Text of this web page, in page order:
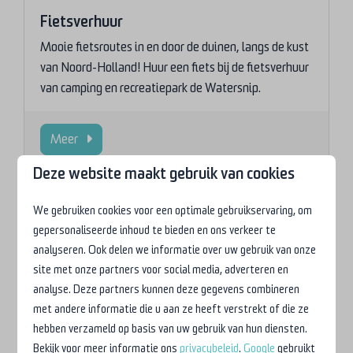
Fietsverhuur
Mooie fietsroutes in en door de duinen, langs de kust
van Noord-Holland! Huur een fiets bij de fietsverhuur
van camping en recreatiepark de Watersnip.
Meer
Op het park
Deze website maakt gebruik van cookies
We gebruiken cookies voor een optimale gebruikservaring, om
gepersonaliseerde inhoud te bieden en ons verkeer te
analyseren. Ook delen we informatie over uw gebruik van onze
site met onze partners voor social media, adverteren en
analyse. Deze partners kunnen deze gegevens combineren
met andere informatie die u aan ze heeft verstrekt of die ze
hebben verzameld op basis van uw gebruik van hun diensten.
Bekijk voor meer informatie onsprivacybeleid.Google gebruikt